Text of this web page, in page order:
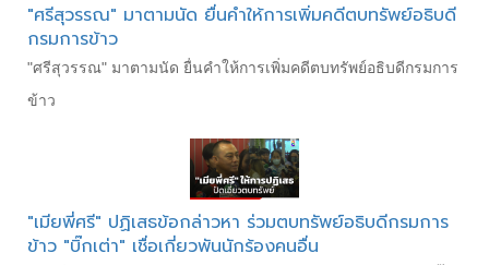
"ศรีสุวรรณ" มาตามนัด ยื่นคำให้การเพิ่มคดีตบทรัพย์อธิบดี
กรมการข้าว
"ศรีสุวรรณ" มาตามนัด ยื่นคำให้การเพิ่มคดีตบทรัพย์อธิบดีกรมการ
ข้าว
"เมียพี่ศรี" ปฏิเสธข้อกล่าวหา ร่วมตบทรัพย์อธิบดีกรมการ
ข้าว "บิ๊กเต่า" เชื่อเกี่ยวพันนักร้องคนอื่น